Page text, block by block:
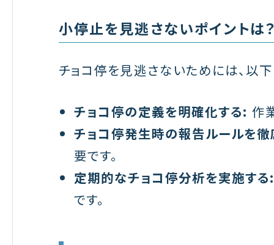
小停止を見逃さないポイントは
チョコ停を見逃さないためには、以
チョコ停の定義を明確化する: 作
チョコ停発生時の報告ルールを
要です。
定期的なチョコ停分析を実施す
です。